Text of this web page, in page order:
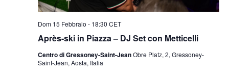
Après-ski in Piazza – DJ Set con Metticelli
Dom 15 Febbraio - 18:30 CET
Centro di Gressoney-Saint-JeanObre Platz, 2, Gressoney-
Saint-Jean, Aosta, Italia